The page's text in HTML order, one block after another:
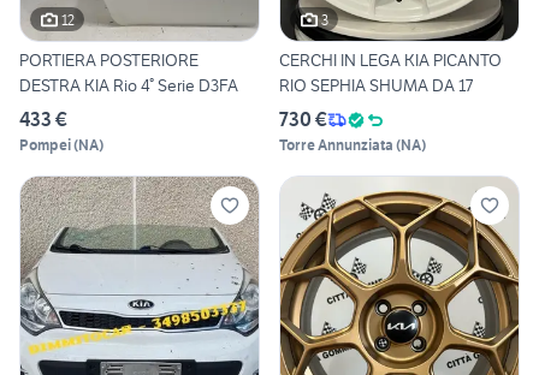
12
PORTIERA POSTERIORE
DESTRA KIA Rio 4° Serie D3FA
433 €
Pompei(NA)
3
CERCHI IN LEGA KIA PICANTO
RIO SEPHIA SHUMA DA 17
730 €
Torre Annunziata (NA)